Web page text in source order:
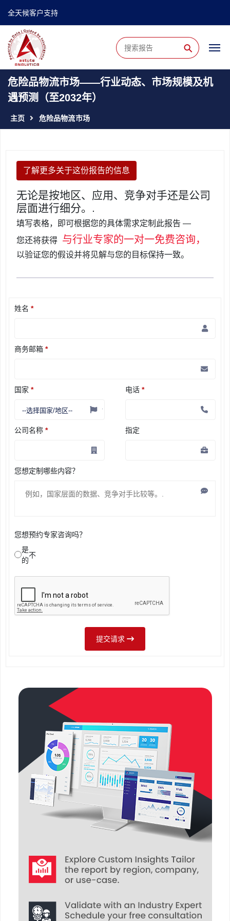
全天候客户支持
⚲
危险品物流市场——行业动态、市场规模及机
遇预测（至2032年）
主页 危险品物流市场
了解更多关于这份报告的信息
无论是按地区、应用、竞争对手还是公司
层面进行细分。.
填写表格，即可根据您的具体需求定制此报告 —
您还将获得 与行业专家的一对一免费咨询，
以验证您的假设并将见解与您的目标保持一致。
姓名 *
商务邮箱 *
国家 * 电话 *
公司名称 * 指定
您想定制哪些内容？
您想预约专家咨询吗？
是
的
不
提交请求